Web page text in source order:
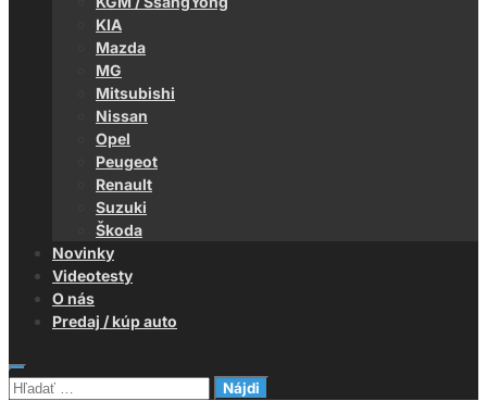
KIA
Mazda
MG
Mitsubishi
Nissan
Opel
Peugeot
Renault
Suzuki
Škoda
Novinky
Videotesty
O nás
Predaj / kúp auto
Hľadať: